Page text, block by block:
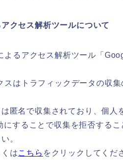
クセス解析ツールについて
よるアクセス解析ツール「
スはトラフィックデータの収
匿名で収集されており、個人
することで収集を拒否する
。
はこちら をクリックしてくだ